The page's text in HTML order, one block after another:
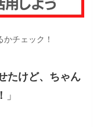
チェック！
たけど、ちゃん
」